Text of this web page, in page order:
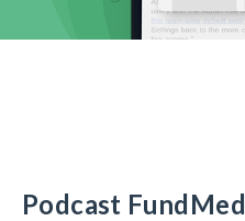
Podcast FundMed